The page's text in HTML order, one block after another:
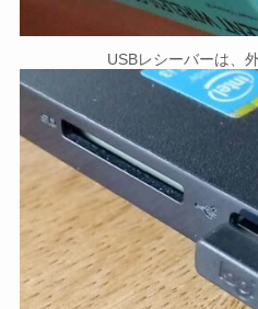
USBレシーバーは、